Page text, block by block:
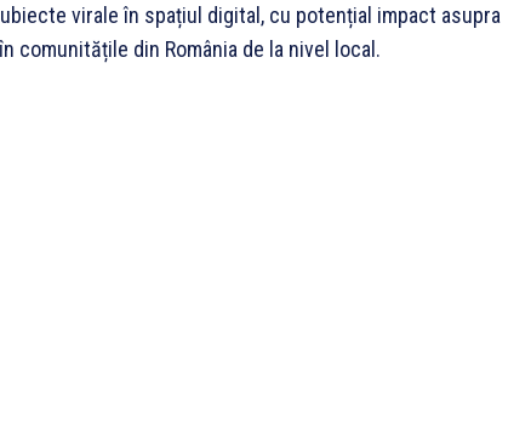
virale în spațiul digital, cu potențial impact asupra
comunitățile din România de la nivel local.